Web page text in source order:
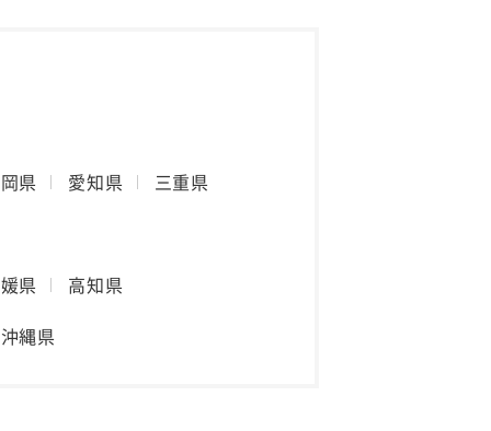
県 愛知県 三重県
県
高知県
沖縄県